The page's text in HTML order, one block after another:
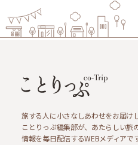
旅する人に小さなしあわせをお届けし
ことりっぷ編集部が、あたらしい旅
情報を毎日配信するWEBメディアです